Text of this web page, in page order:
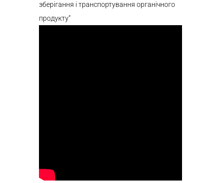
зберігання і транспортування органічного
продукту”